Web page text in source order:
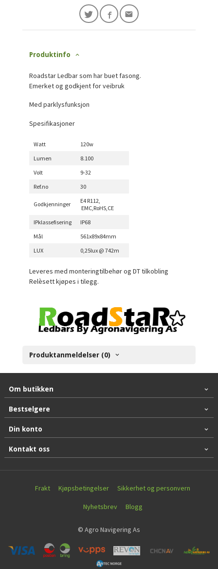
Produktinfo
Roadstar Ledbar som har buet fasong.
Emerket og godkjent for veibruk
Med parklysfunksjon
Spesifikasjoner
Watt
120w
Lumen
8.100
Volt
9-32
Ref.no
30
Godkjenninger
E4 R112,
EMC,RoHS,CE
IPklassefisering
IP68
Mål
561x89x84mm
LUX
0,25lux @ 742m
Leveres med monteringtilbehør og DT tilkobling
Relèsett kjøpes i tilegg.
Produktanmeldelser (0)
Om butikken
Bestselgere
Din konto
Kontakt oss
Frakt Kjøpsbetingelser Sikkerhet og personvern
Nyhetsbrev Blogg
© Agro Navigering As